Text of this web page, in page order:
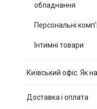
обладнання
Персональні
Інтимні товари
Київський офіс. Як
Доставка і оплата